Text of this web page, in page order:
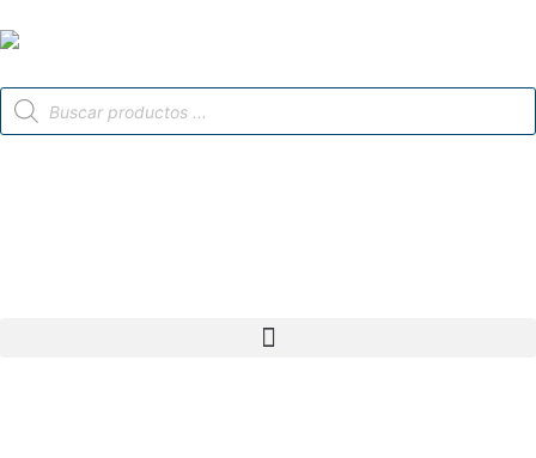
al
Búsqueda
de